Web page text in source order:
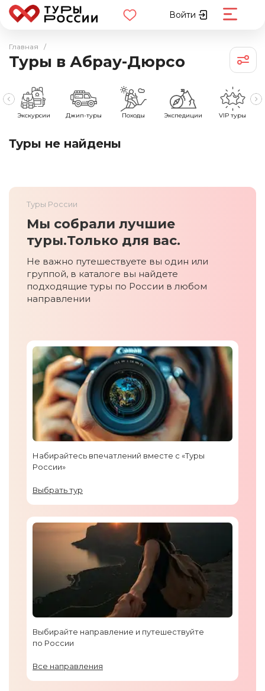
Войти
Главная /
Туры в Абрау-Дюрсо
Экскурсии Джип-туры Походы Экспедиции VIP туры
Туры не найдены
Туры России
Мы собрали лучшие
туры.Только для вас.
Не важно путешествуете вы один или
группой, в каталоге вы найдете
подходящие туры по России в любом
направлении
Набирайтесь впечатлений вместе с «Туры
России»
Выбрать тур
Выбирайте направление и путешествуйте
по России
Все направления